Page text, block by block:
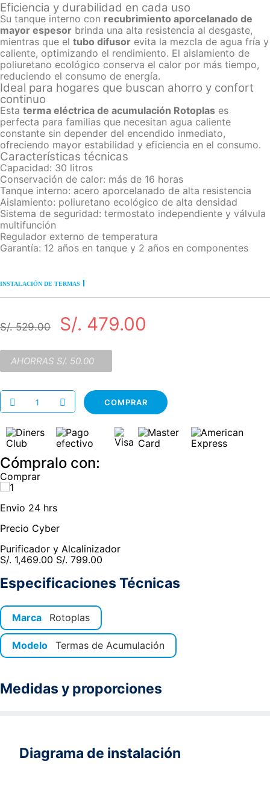
Eficiencia y durabilidad en cada uso
Su tanque interno con recubrimiento aporcelanado de
mayor espesor brinda una alta resistencia al desgaste,
mientras que el tubo difusor evita la mezcla de agua fría y
caliente, optimizando el rendimiento. El aislamiento de
poliuretano ecológico conserva el calor por más tiempo,
reduciendo el consumo de energía.
Ideal para hogares que buscan ahorro y confort
continuo
Esta terma eléctrica de acumulación Rotoplas es
perfecta para familias que necesitan agua caliente
constante sin depender del encendido inmediato,
ofreciendo mayor estabilidad y eficiencia en el consumo.
Características técnicas
Capacidad: 30 litros
Conservación de calor: más de 16 horas
Tanque interno: acero aporcelanado de alta resistencia
Aislamiento: poliuretano ecológico de alta densidad
Sistema de seguridad: termostato independiente y válvula
multifunción
Regulador externo de temperatura
Garantía: 12 años en tanque y 2 años en componentes
INSTALACIÓN DE TERMAS
S/. 529.00 S/. 479.00
S/. 50.00
COMPRAR
Cómpralo con:
Comprar
Envio 24 hrs
Precio Cyber
Purificador y Alcalinizador
S/. 1,469.00 S/. 799.00
Especificaciones Técnicas
Marca Rotoplas
Modelo Termas de Acumulación
Medidas y proporciones
Diagrama de instalación